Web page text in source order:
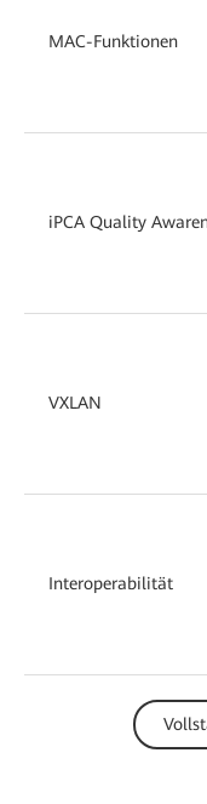
MAC-Funktionen
iPCA Quality
VXLAN
Interoperabilität